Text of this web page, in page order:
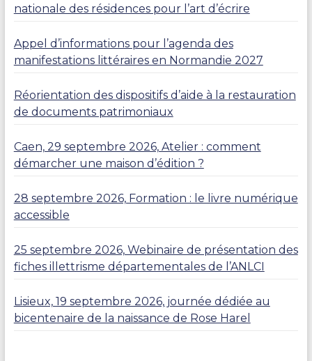
nationale des résidences pour l’art d’écrire
Appel d’informations pour l’agenda des
manifestations littéraires en Normandie 2027
Réorientation des dispositifs d’aide à la restauration
de documents patrimoniaux
Caen, 29 septembre 2026, Atelier : comment
démarcher une maison d’édition ?
28 septembre 2026, Formation : le livre numérique
accessible
25 septembre 2026, Webinaire de présentation des
fiches illettrisme départementales de l’ANLCI
Lisieux, 19 septembre 2026, journée dédiée au
bicentenaire de la naissance de Rose Harel